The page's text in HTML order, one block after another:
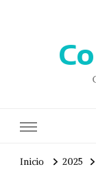
Inicio 2025